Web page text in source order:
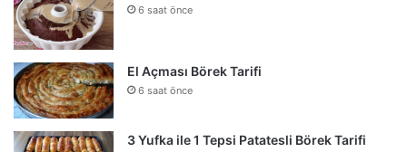
6 saat önce
El Açması Börek Tarifi
6 saat önce
3 Yufka ile 1 Tepsi Patatesli Börek Tarifi